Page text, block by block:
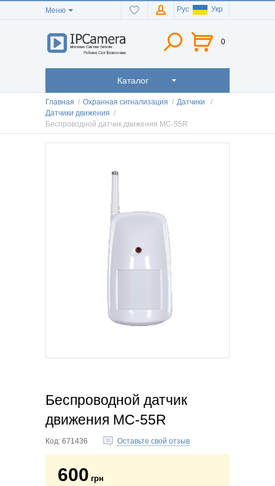
Меню Рус Укр
0
Каталог
Главная / Охранная сигнализация / Датчики
/
Датчики движения /
Беспроводной датчик движения MC-55R
Беспроводной датчик
движения MC-55R
Код: 671436 Оставьте свой отзыв
600 грн